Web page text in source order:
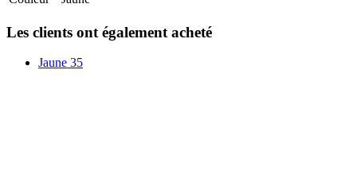
Les clients ont également acheté
Jaune 35